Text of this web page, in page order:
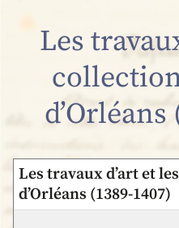
Les
d’Orléans
Les travaux d’art et
d’Orléans (1389-1407)